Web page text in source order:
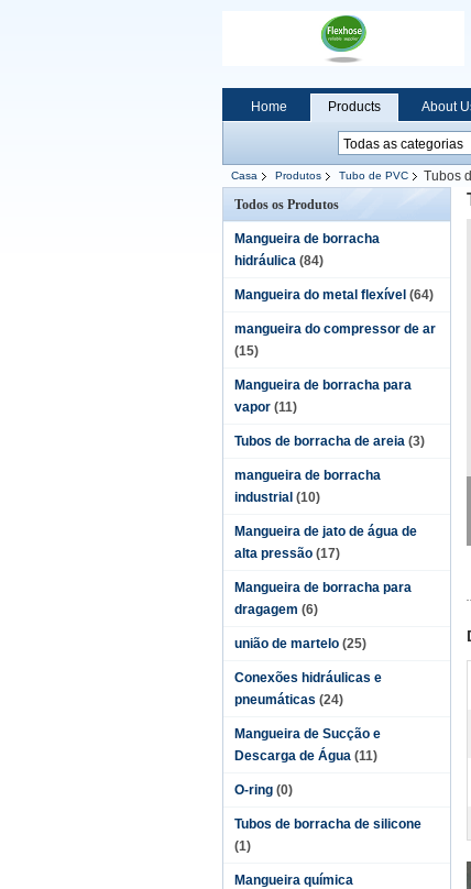
Home Products About
Casa Produtos Tubo de PVC
Tubos
Todos os Produtos
Mangueira de borracha
hidráulica (84)
Mangueira do metal flexível (64)
mangueira do compressor de ar
(15)
Mangueira de borracha para
vapor (11)
Tubos de borracha de areia (3)
mangueira de borracha
industrial (10)
Mangueira de jato de água de
alta pressão (17)
Mangueira de borracha para
dragagem (6)
união de martelo (25)
Conexões hidráulicas e
pneumáticas (24)
Mangueira de Sucção e
Descarga de Água (11)
O-ring (0)
Tubos de borracha de silicone
(1)
Mangueira química